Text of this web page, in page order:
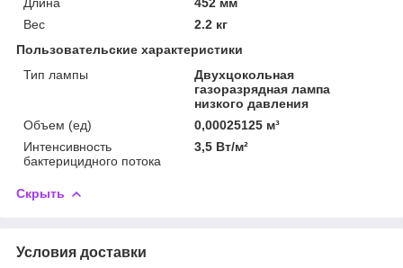
Вес
2.2 кг
Пользовательские характеристики
Тип лампы
Двухцокольная
газоразрядная лампа
низкого давления
Объем (ед)
0,00025125 м³
Интенсивность
бактерицидного потока
3,5 Вт/м²
Скрыть
Условия доставки